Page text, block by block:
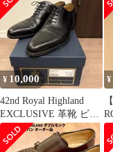
¥ 10,000
42nd Royal Highland
EXCLUSIVE 革靴 ビジ
ネス
¥